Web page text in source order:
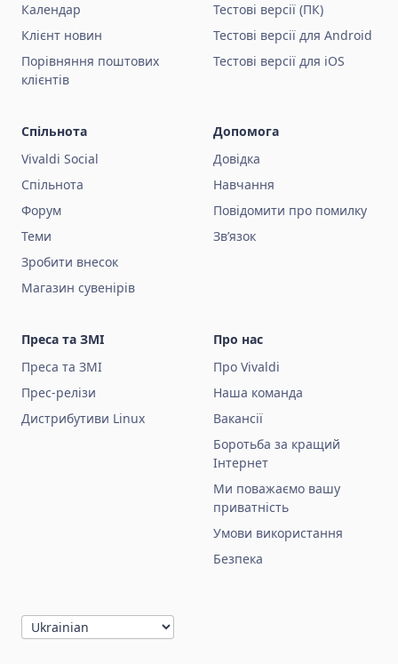
Календар
Клієнт новин
Порівняння поштових
клієнтів
Тестові версії (ПК)
Тестові версії для Android
Тестові версії для iOS
Спільнота
Vivaldi Social
Спільнота
Форум
Теми
Зробити внесок
Магазин сувенірів
Допомога
Довідка
Навчання
Повідомити про помилку
Зв’язок
Преса та ЗМІ
Преса та ЗМІ
Прес-релізи
Дистрибутиви Linux
Про нас
Про Vivaldi
Наша команда
Вакансії
Боротьба за кращий
Інтернет
Ми поважаємо вашу
приватність
Умови використання
Безпека